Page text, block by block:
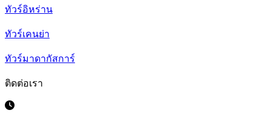
ทัวร์อิหร่าน
ทัวร์เคนย่า
ทัวร์มาดากัสการ์
ติดต่อเรา